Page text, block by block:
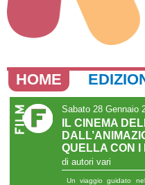
HOME
Sabato 28 Gennaio
IL CINEMA
QUELLA CON I
di autori vari
Un viaggio guidato